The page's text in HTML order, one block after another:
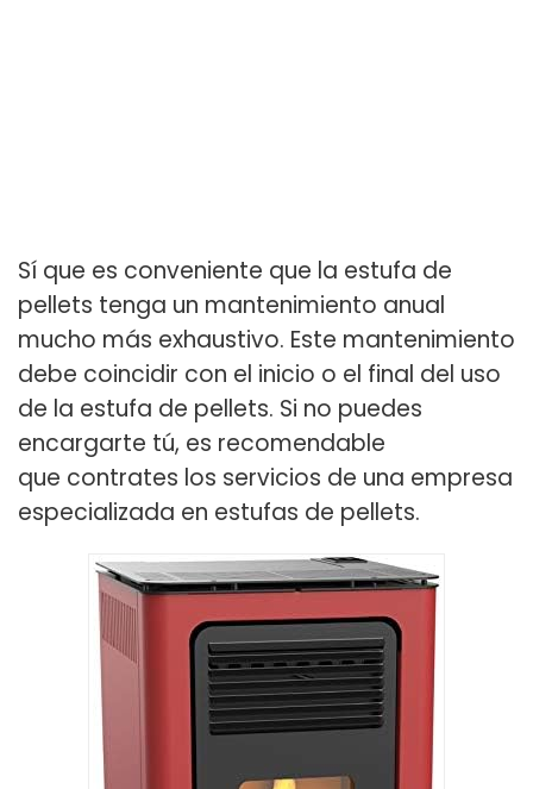
Sí que es conveniente que la estufa de
pellets tenga un mantenimiento anual
mucho más exhaustivo. Este mantenimiento
debe coincidir con el inicio o el final del uso
de la estufa de pellets. Si no puedes
encargarte tú, es recomendable
que contrates los servicios de una empresa
especializada en estufas de pellets.